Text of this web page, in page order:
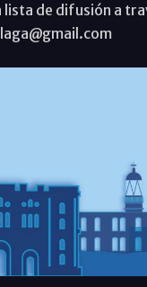
de difusión a